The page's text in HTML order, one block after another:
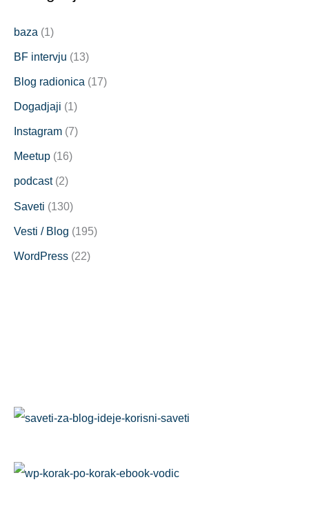
baza (1)
BF intervju (13)
Blog radionica (17)
Dogadjaji (1)
Instagram (7)
Meetup (16)
podcast(2)
Saveti (130)
Vesti / Blog (195)
WordPress (22)